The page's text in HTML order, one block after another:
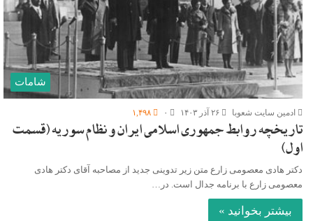
شامات
ادمین سایت شعوبا ۲۶ آذر ۱۴۰۳ ۰ ۱,۴۹۸
تاریخچه روابط جمهوری اسلامی ایران و نظام سوریه (قسمت
اول)
دکتر هادی معصومی زارع متن زیر تدوینی جدید از مصاحبه آقای دکتر هادی
معصومی زارع با برنامه جدال است. در…
بیشتر بخوانید »